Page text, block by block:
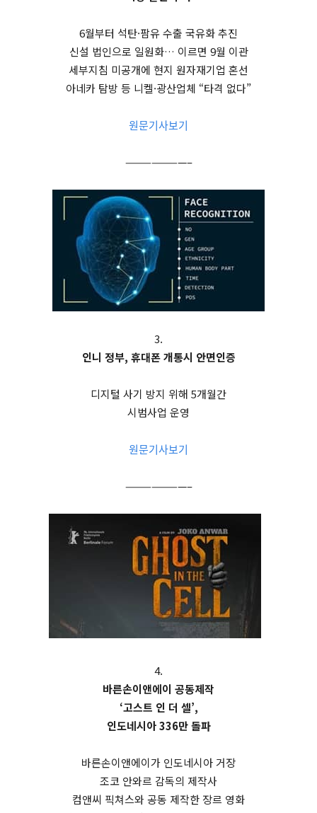
6월부터 석탄·팜유 수출 국유화 추진
신설 법인으로 일원화… 이르면 9월 이관
세부지침 미공개에 현지 원자재기업 혼선
아네카 탐방 등 니켈·광산업체 “타격 없다”
원문기사보기
———————–
3.
인니 정부, 휴대폰 개통시 안면인증
디지털 사기 방지 위해 5개월간
시범사업 운영
원문기사보기
———————–
4.
바른손이앤에이 공동제작
‘고스트 인 더 셀’,
인도네시아 336만 돌파
바른손이앤에이가 인도네시아 거장
조코 안와르 감독의 제작사
컴앤씨 픽쳐스와 공동 제작한 장르 영화